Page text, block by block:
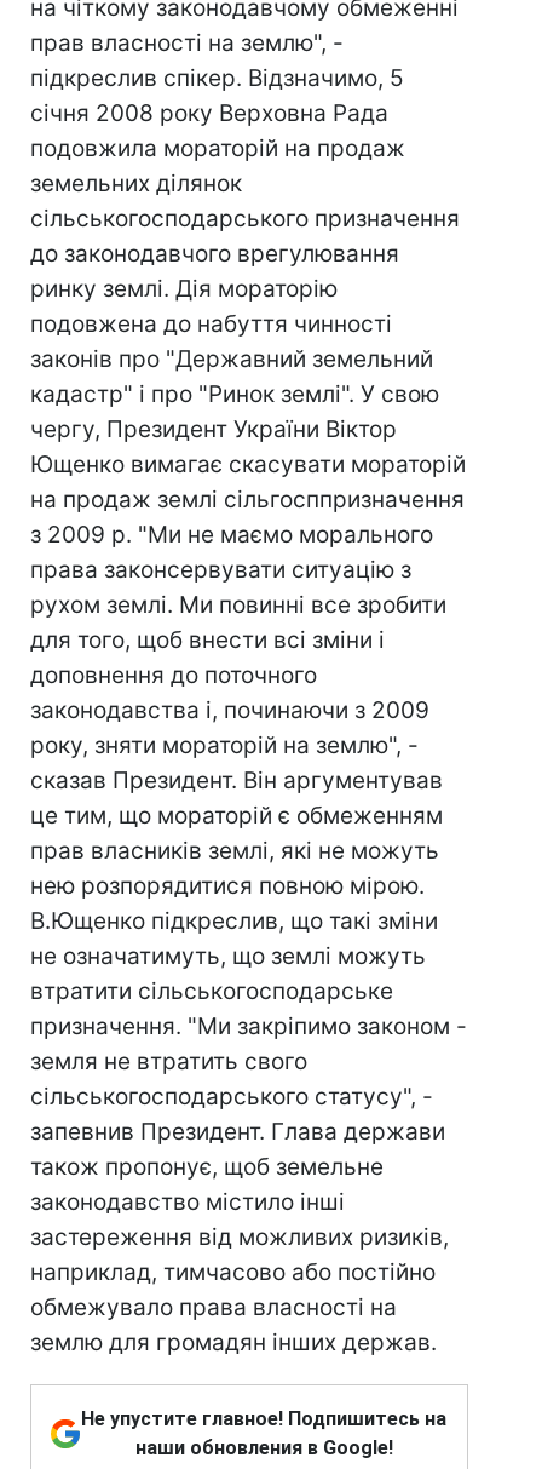
на чіткому законодавчому обмеженні
прав власності на землю", -
підкреслив спікер. Відзначимо, 5
січня 2008 року Верховна Рада
подовжила мораторій на продаж
земельних ділянок
сільськогосподарського призначення
до законодавчого врегулювання
ринку землі. Дія мораторію
подовжена до набуття чинності
законів про "Державний земельний
кадастр" і про "Ринок землі". У свою
чергу, Президент України Віктор
Ющенко вимагає скасувати мораторій
на продаж землі сільгосппризначення
з 2009 р. "Ми не маємо морального
права законсервувати ситуацію з
рухом землі. Ми повинні все зробити
для того, щоб внести всі зміни і
доповнення до поточного
законодавства і, починаючи з 2009
року, зняти мораторій на землю", -
сказав Президент. Він аргументував
це тим, що мораторій є обмеженням
прав власників землі, які не можуть
нею розпорядитися повною мірою.
В.Ющенко підкреслив, що такі зміни
не означатимуть, що землі можуть
втратити сільськогосподарське
призначення. "Ми закріпимо законом -
земля не втратить свого
сільськогосподарського статусу", -
запевнив Президент. Глава держави
також пропонує, щоб земельне
законодавство містило інші
застереження від можливих ризиків,
наприклад, тимчасово або постійно
обмежувало права власності на
землю для громадян інших держав.
Не упустите главное! Подпишитесь на
наши обновления в Google!